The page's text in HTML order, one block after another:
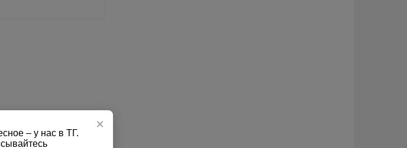
×
– у нас в ТГ.